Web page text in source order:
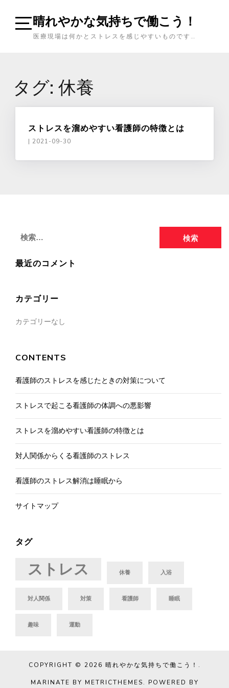
Open
晴れやかな気持ちで働こう！
医療現場は何かとストレスを感じやすいものです…
タグ: 休養
ストレスを溜めやすい看護師の特徴とは
| 2021-09-30
検
最近のコメント
カテゴリー
カテゴリーなし
CONTENTS
看護師のストレスを感じたときの対策について
ストレスで起こる看護師の体調への悪影響
ストレスを溜めやすい看護師の特徴とは
対人関係からくる看護師のストレス
看護師のストレス解消は睡眠から
サイトマップ
タグ
ストレス 休養 入浴
対人関係 対策 看護師 睡眠
趣味 運動
COPYRIGHT © 2026 晴れやかな気持ちで働こう！ .
MARINATE BY METRICTHEMES. POWERED BY